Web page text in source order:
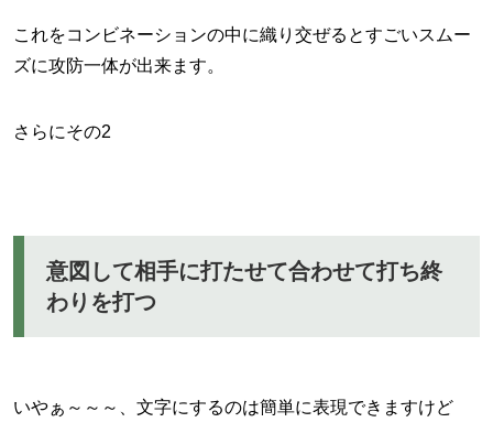
これをコンビネーションの中に織り交ぜるとすごいスムー
ズに攻防一体が出来ます。
さらにその2
意図して相手に打たせて合わせて打ち終
わりを打つ
いやぁ～～～、文字にするのは簡単に表現できますけど